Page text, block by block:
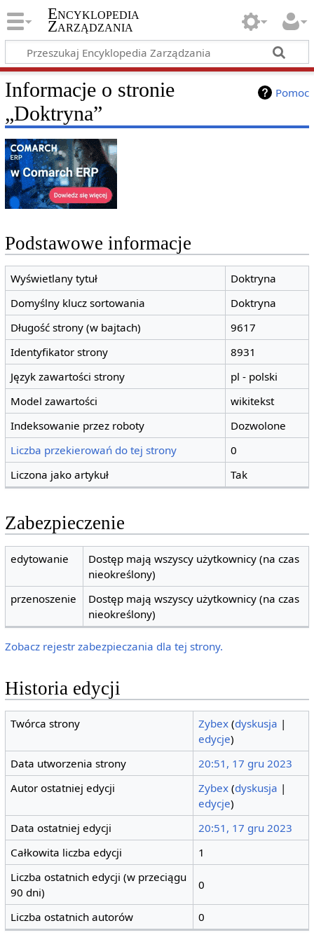
Encyklopedia
Zarządzania
Pomoc
Informacje o stronie
„Doktryna”
Podstawowe informacje
Wyświetlany tytuł
Doktryna
Domyślny klucz sortowania
Doktryna
Długość strony (w bajtach)
9617
Identyfikator strony
8931
Język zawartości strony
pl - polski
Model zawartości
wikitekst
Indeksowanie przez roboty
Dozwolone
Liczba przekierowań do tej strony
0
Liczona jako artykuł
Tak
Zabezpieczenie
edytowanie
Dostęp mają wszyscy użytkownicy (na czas
nieokreślony)
przenoszenie
Dostęp mają wszyscy użytkownicy (na czas
nieokreślony)
Zobacz rejestr zabezpieczania dla tej strony.
Historia edycji
Twórca strony Zybex (dyskusja |
edycje)
Data utworzenia strony
20:51, 17 gru 2023
Autor ostatniej edycji
Zybex (dyskusja |
edycje)
Data ostatniej edycji
20:51, 17 gru 2023
Całkowita liczba edycji
1
Liczba ostatnich edycji (w przeciągu
90 dni)
0
Liczba ostatnich autorów 0